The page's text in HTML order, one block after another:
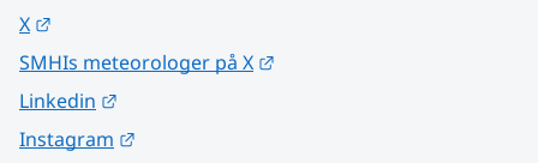
X
SMHIs meteorologer på X
Linkedin
Instagram